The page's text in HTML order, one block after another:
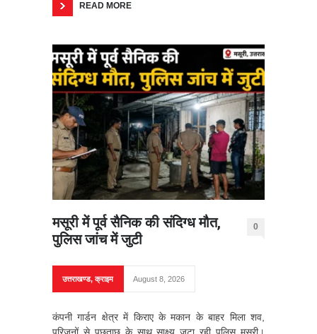
READ MORE
मसूरी में पूर्व सैनिक की संदिग्ध मौत,
पुलिस जांच में जुटी
0
उत्तराखण्ड,क्राइम August 8, 2026
कंपनी गार्डन क्षेत्र में किराए के मकान के बाहर मिला शव,